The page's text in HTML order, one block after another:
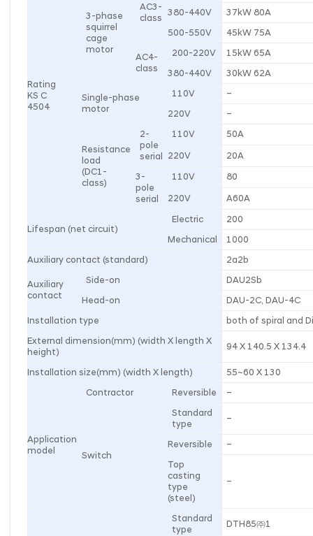
Rating
KS C
4504
3-phase
squirrel
cage
motor
AC3-
class 380-440V
37kW 80A
500-550V
45kW 75A
AC4-
class
200-220V
15kW 65A
380-440V
30kW 62A
Single-phase
motor
110V
–
220V
–
Resistance
load
(DC1-
class)
2-
pole
serial
110V
50A
220V
20A
3-
pole
serial
110V
80
220V
A60A
Lifespan (net circuit)
Electric
200
Mechanical
1000
Auxiliary contact (standard)
2a2b
Auxiliary
contact
Side-on
DAU2Sb
Head-on
DAU-2C, DAU-4C
Installation type
both of spiral and
External dimension(mm) (width X length X
height)
94 X 140.5 X 134.4
Installation size(mm) (width X length) 55~60 X 130
Application
model
Contractor Reversible –
Switch
Standard
type
–
Reversible
–
Top
casting
type
(steel)
–
Standard
type
DTH85㈜1